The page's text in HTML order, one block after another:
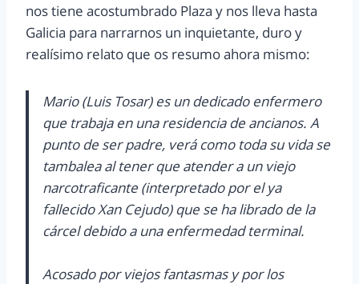
nos tiene acostumbrado Plaza y nos lleva hasta
Galicia para narrarnos un inquietante, duro y
realísimo relato que os resumo ahora mismo:
Mario (Luis Tosar) es un dedicado enfermero
que trabaja en una residencia de ancianos. A
punto de ser padre, verá como toda su vida se
tambalea al tener que atender a un viejo
narcotraficante (interpretado por el ya
fallecido Xan Cejudo) que se ha librado de la
cárcel debido a una enfermedad terminal.
Acosado por viejos fantasmas y por los